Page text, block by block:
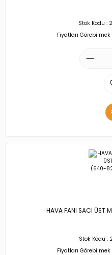
Stok Kodu :
Fiyatları Görebilmek
HAVA FANI SACI
Stok Kodu :
Fiyatları Görebilmek